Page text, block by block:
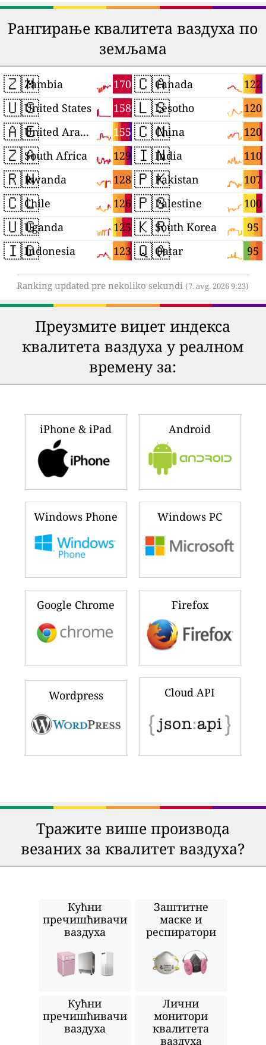
Рангирање квалитета ваздуха по
земљама
🇿🇲 170
Zambia
🇺🇸 158
United States
🇦🇪 155
United Arab Emirates
🇿🇦 129
South Africa
🇷🇼 128
Rwanda
🇨🇱 126
Chile
🇺🇬 125
Uganda
🇮🇩 123
Indonesia
🇨🇦 122
Canada
🇱🇸 120
Lesotho
🇨🇳 120
China
🇮🇳 110
India
🇵🇰 107
Pakistan
🇵🇸 100
Palestine
🇰🇷 95
South Korea
🇶🇦 95
Qatar
Ranking updated pre nekoliko sekundi(7. avg. 2026 9:23)
Преузмите виџет индекса
квалитета ваздуха у реалном
времену за:
iPhone & iPad Android
Windows Phone Windows PC
Google Chrome Firefox
Wordpress Cloud API
Тражите више производа
везаних за квалитет ваздуха?
Кућни
пречишћивачи
ваздуха
Заштитне
маске и
респиратори
Кућни
пречишћивачи
ваздуха
Лични
монитори
квалитета
ваздуха